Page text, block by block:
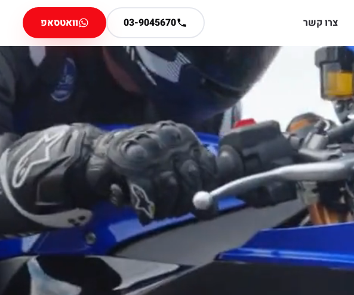
צרו קשר 03-9045670 וואטסאפ